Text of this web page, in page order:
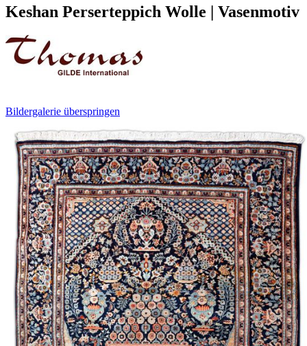
Keshan Perserteppich Wolle | Vasenmotiv
Bildergalerie überspringen